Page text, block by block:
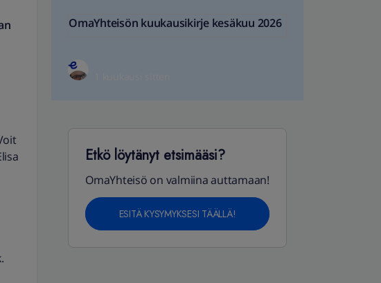
OmaYhteisön kuukausikirje kesäkuu 2026
Etkö löytänyt etsimääsi?
OmaYhteisö on valmiina auttamaan!
ESITÄ KYSYMYKSESI TÄÄLLÄ!